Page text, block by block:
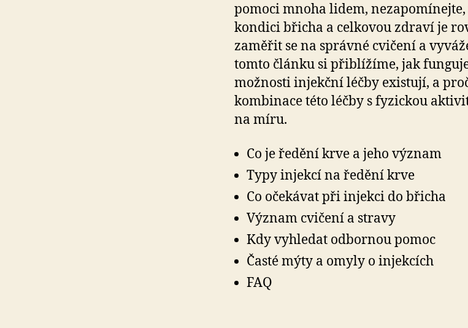
pomoci mnoha lidem,
kondici břicha a celkovou zdraví je
zaměřit se na správné cvičení a
tomto článku si přiblížíme, jak
možnosti injekční léčby existují, a
kombinace této léčby s fyzickou
na míru.
Co je ředění krve a jeho význam
Typy injekcí na ředění krve
Co očekávat při injekci do břicha
Význam cvičení a stravy
Kdy vyhledat odbornou pomoc
Časté mýty a omyly o injekcích
FAQ